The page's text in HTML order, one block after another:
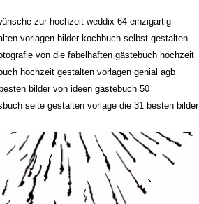
zur hochzeit weddix 64 einzigartig
vorlagen bilder kochbuch selbst gestalten
von die fabelhaften gästebuch hochzeit
hochzeit gestalten vorlagen genial agb
bilder von ideen gästebuch 50
seite gestalten vorlage die 31 besten bilder